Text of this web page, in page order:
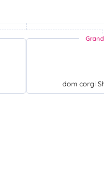
dom corgi